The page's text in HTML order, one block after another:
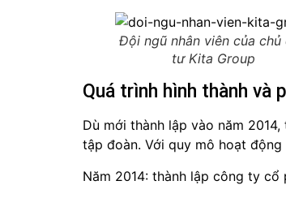
Đội ngũ nhân viên của chủ
tư Kita Group
Quá trình hình thành và
Dù mới thành lập vào năm
tập đoàn. Với quy mô hoạt
Năm 2014: thành lập công ty cổ